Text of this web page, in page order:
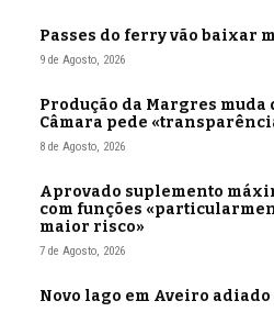
Passes do ferry vão baixar
9 de Agosto, 2026
Produção da Margres
Câmara pede
8 de Agosto, 2026
Aprovado suplemento
com funções
maior risco»
7 de Agosto, 2026
Novo lago em Aveiro adiado